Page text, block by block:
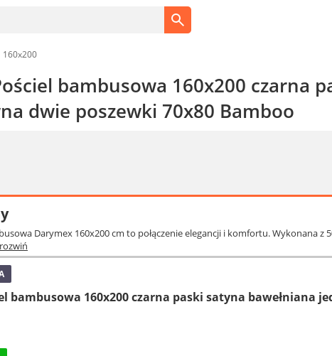
160x200
bambusowa 160x200 czarna
dwie poszewki 70x80 Bamboo
Darymex 160x200 cm to połączenie elegancji i komfortu. Wykonana z
rozwiń
bambusowa 160x200 czarna paski satyna bawełniana